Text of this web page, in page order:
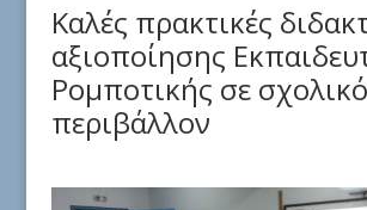
Καλές πρακτικές
αξιοποίησης
Ρομποτικής σε σχολικό
περιβάλλον